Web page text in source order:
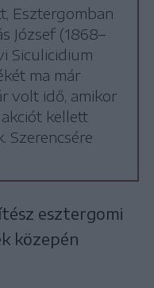
Esztergomban
József (1868–
Siculicidium
ma már
volt idő, amikor
kellett
Szerencsére
esztergomi
közepén